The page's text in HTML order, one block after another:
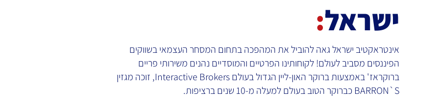
ישראל:
אינטראקטיב ישראל גאה להוביל את המהפכה בתחום המסחר העצמאי בשווקים
הפיננסים מסביב לעולם! לקוחותינו הפרטיים והמוסדיים נהנים משירותי פריים
ברוקראז' באמצעות ברוקר האון-ליין הגדול בעולם Interactive Brokers, זוכה מגזין
BARRON`S כברוקר הטוב בעולם למעלה מ-10 שנים ברציפות.